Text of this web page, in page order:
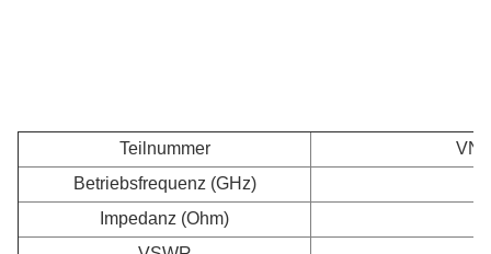
Teilnummer
VN-
Betriebsfrequenz (GHz)
Impedanz (Ohm)